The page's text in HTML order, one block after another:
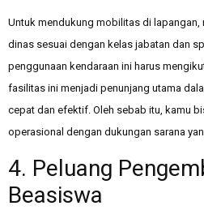
Untuk mendukung mobilitas di lapangan,
dinas sesuai dengan kelas jabatan dan
penggunaan kendaraan ini harus
fasilitas ini menjadi penunjang utama
cepat dan efektif. Oleh sebab itu, kamu
operasional dengan dukungan sarana
4. Peluang
Beasiswa